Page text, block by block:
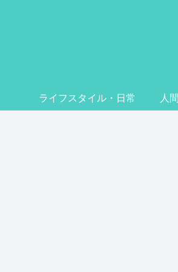
ライフスタイル・日常 人